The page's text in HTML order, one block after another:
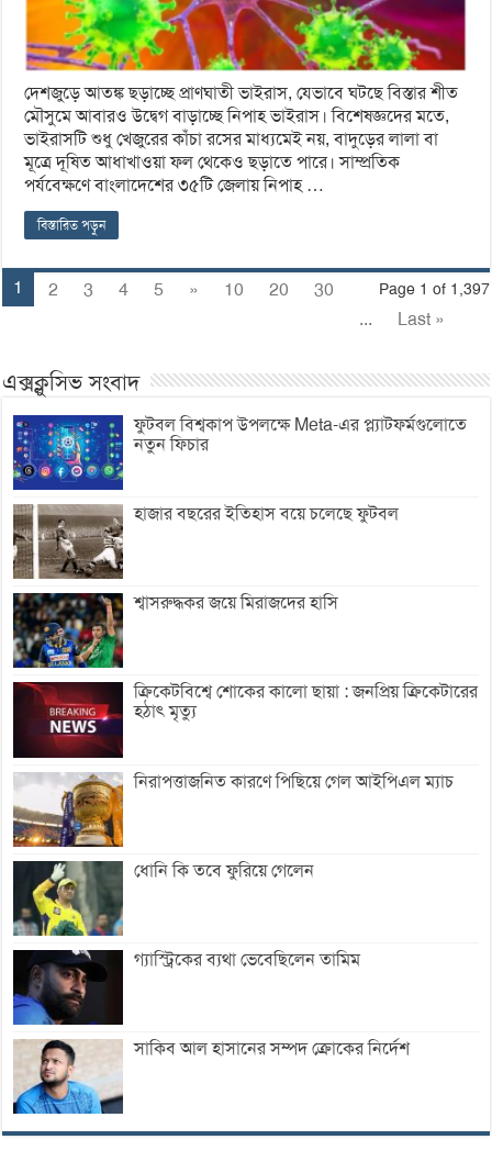
দেশজুড়ে আতঙ্ক ছড়াচ্ছে প্রাণঘাতী ভাইরাস, যেভাবে ঘটছে বিস্তার শীত
মৌসুমে আবারও উদ্বেগ বাড়াচ্ছে নিপাহ ভাইরাস। বিশেষজ্ঞদের মতে,
ভাইরাসটি শুধু খেজুরের কাঁচা রসের মাধ্যমেই নয়, বাদুড়ের লালা বা
মূত্রে দূষিত আধাখাওয়া ফল থেকেও ছড়াতে পারে। সাম্প্রতিক
পর্যবেক্ষণে বাংলাদেশের ৩৫টি জেলায় নিপাহ …
বিস্তারিত পড়ুন
Page 1 of 1,397
1 2 3 4 5 » 10 20
30
...
Last »
এক্সক্লুসিভ সংবাদ
ফুটবল বিশ্বকাপ উপলক্ষে Meta-এর প্ল্যাটফর্মগুলোতে
নতুন ফিচার
হাজার বছরের ইতিহাস বয়ে চলেছে ফুটবল
শ্বাসরুদ্ধকর জয়ে মিরাজদের হাসি
ক্রিকেটবিশ্বে শোকের কালো ছায়া : জনপ্রিয় ক্রিকেটারের
হঠাৎ মৃত্যু
নিরাপত্তাজনিত কারণে পিছিয়ে গেল আইপিএল ম্যাচ
ধোনি কি তবে ফুরিয়ে গেলেন
গ্যাস্ট্রিকের ব্যথা ভেবেছিলেন তামিম
সাকিব আল হাসানের সম্পদ ক্রোকের নির্দেশ